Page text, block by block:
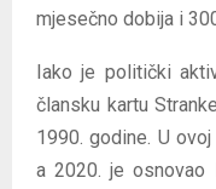
mjesečno dobija i
Iako je politički
člansku kartu
1990. godine. U
a 2020. je osnovao